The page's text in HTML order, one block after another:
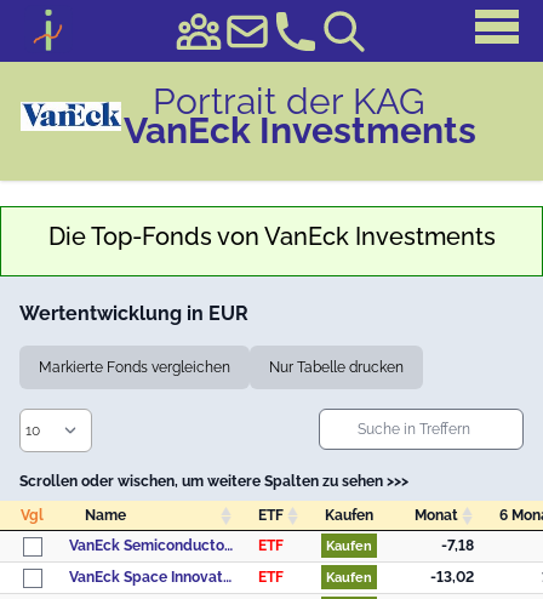
Portrait der KAG
VanEck Investments
Die Top-Fonds von VanEck Investments
Wertentwicklung in EUR
Markierte Fonds vergleichen Nur Tabelle drucken
Scrollen oder wischen, um weitere Spalten zu sehen >>>
Vgl
Name ETF Kaufen Monat
6
Vgl
Name ETF Kaufen Monat
VanEck Semiconductor UCITS ETF USD A ETF Kaufen
-7,18
VanEck Space Innovators UCITS ETF A USD
ETF Kaufen -13,02